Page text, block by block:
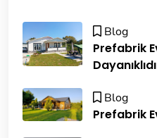
Blog
Prefabrik
Blog
Prefabrik